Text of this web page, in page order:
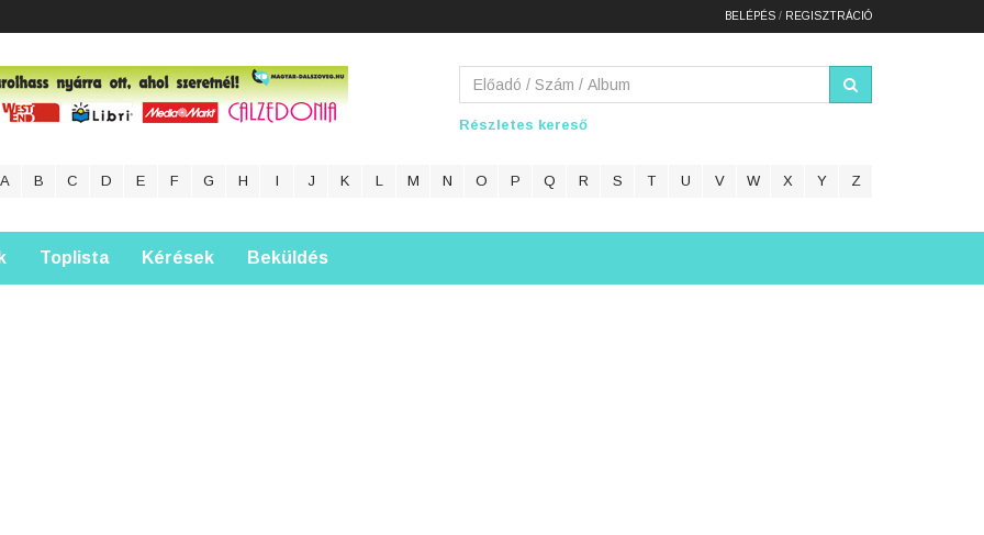
BELÉPÉS / REGISZTRÁCIÓ
Részletes kereső
A B C D E F G H I J K L M N O P Q R S T U V W X Y Z
Toplista Kérések Beküldés